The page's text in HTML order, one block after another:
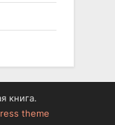
книга.
theme